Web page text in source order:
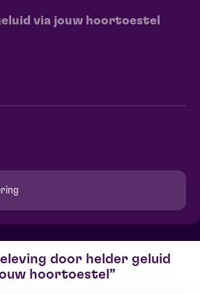
via jouw hoortoestel
door helder geluid
hoortoestel